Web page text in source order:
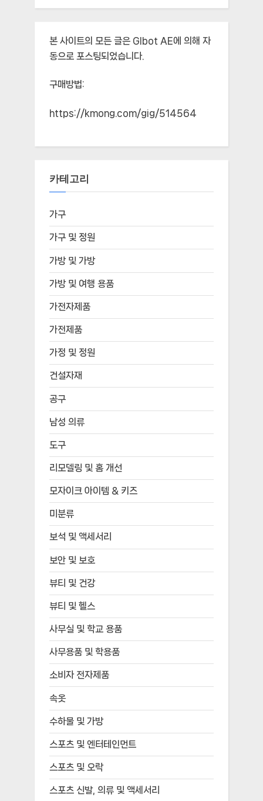
본 사이트의 모든 글은 Glbot AE에 의해 자
동으로 포스팅되었습니다.
구매방법:
https://kmong.com/gig/514564
카테고리
가구
가구 및 정원
가방 및 가방
가방 및 여행 용품
가전자제품
가전제품
가정 및 정원
건설자재
공구
남성 의류
도구
리모델링 및 홈 개선
모자이크 아이템 & 키즈
미분류
보석 및 액세서리
보안 및 보호
뷰티 및 건강
뷰티 및 헬스
사무실 및 학교 용품
사무용품 및 학용품
소비자 전자제품
속옷
수하물 및 가방
스포츠 및 엔터테인먼트
스포츠 및 오락
스포츠 신발, 의류 및 액세서리